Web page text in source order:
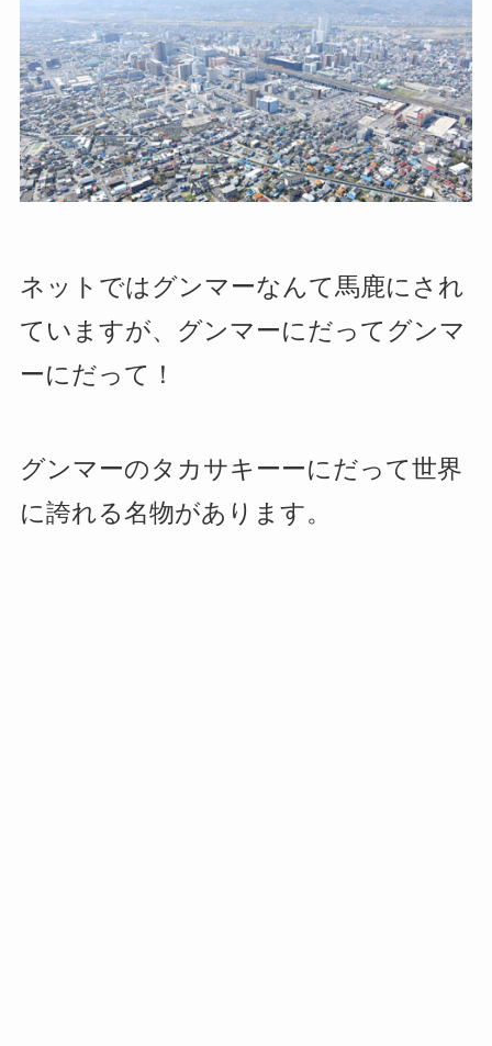
ネットではグンマーなんて馬鹿にされ
ていますが、グンマーにだってグンマ
ーにだって！
グンマーのタカサキーーにだって世界
に誇れる名物があります。